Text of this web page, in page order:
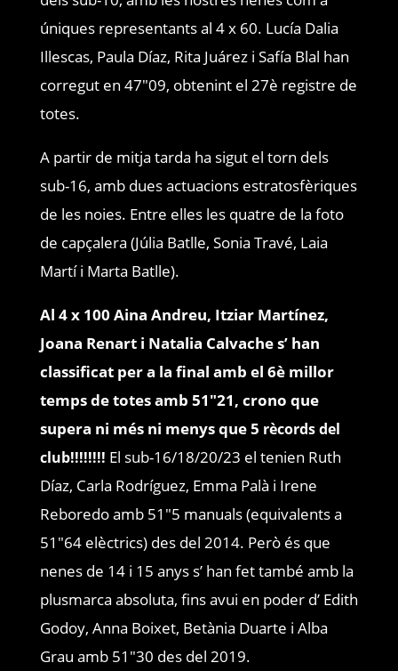
úniques representants al 4 x 60. Lucía Dalia
Illescas, Paula Díaz, Rita Juárez i Safía Blal han
corregut en 47″09, obtenint el 27è registre de
totes.
A partir de mitja tarda ha sigut el torn dels
sub-16, amb dues actuacions estratosfèriques
de les noies. Entre elles les quatre de la foto
de capçalera (Júlia Batlle, Sonia Travé, Laia
Martí i Marta Batlle).
Al 4 x 100 Aina Andreu, Itziar Martínez,
Joana Renart i Natalia Calvache s’ han
classificat per a la final amb el 6è millor
temps de totes amb 51″21, crono que
supera ni més ni menys que 5 rècords del
club!!!!!!!! El sub-16/18/20/23 el tenien Ruth
Díaz, Carla Rodríguez, Emma Palà i Irene
Reboredo amb 51″5 manuals (equivalents a
51″64 elèctrics) des del 2014. Però és que
nenes de 14 i 15 anys s’ han fet també amb la
plusmarca absoluta, fins avui en poder d’ Edith
Godoy, Anna Boixet, Betània Duarte i Alba
Grau amb 51″30 des del 2019.